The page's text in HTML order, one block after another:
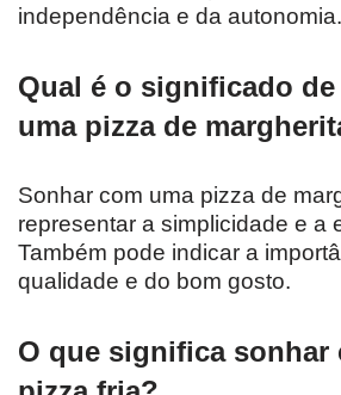
independência e da autonomia.
Qual é o significado
uma pizza de
Sonhar com uma pizza de
representar a simplicidade e a
Também pode indicar a
qualidade e do bom gosto.
O que significa sonhar